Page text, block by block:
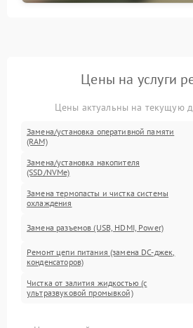
Цены на услуги
Цены актуальны на текущую
Замена/установка оперативной памяти
(RAM)
Замена/установка накопителя
(SSD/NVMe)
Замена термопасты и чистка системы
охлаждения
Замена разъемов (USB, HDMI, Power)
Ремонт цепи питания (замена DC-джек,
конденсаторов)
Чистка от залития жидкостью (с
ультразвуковой промывкой)